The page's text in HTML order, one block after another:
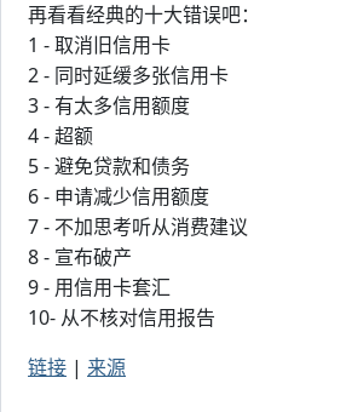
再看看经典的十大错误吧：
1 - 取消旧信用卡
2 - 同时延缓多张信用卡
3 - 有太多信用额度
4 - 超额
5 - 避免贷款和债务
6 - 申请减少信用额度
7 - 不加思考听从消费建议
8 - 宣布破产
9 - 用信用卡套汇
10- 从不核对信用报告
链接 | 来源